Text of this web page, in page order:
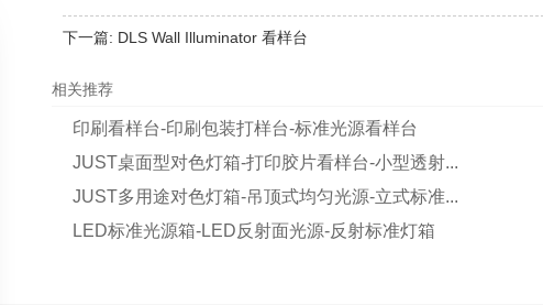
下一篇: DLS Wall Illuminator 看样台
相关推荐
印刷看样台-印刷包装打样台-标准光源看样台
JUST桌面型对色灯箱-打印胶片看样台-小型透射...
JUST多用途对色灯箱-吊顶式均匀光源-立式标准...
LED标准光源箱-LED反射面光源-反射标准灯箱